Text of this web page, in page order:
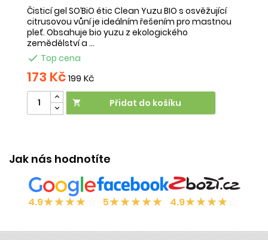
Čisticí gel SO’BiO étic Clean Yuzu BIO s osvěžující
citrusovou vůní je ideálním řešením pro mastnou
pleť. Obsahuje bio yuzu z ekologického
zemědělství a ...
 Top cena
173 Kč199 Kč
 Přidat do košíku
Jak nás hodnotíte
4.9★★★★ 5★★★★★ 4.9★★★★